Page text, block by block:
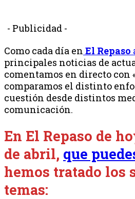
- Publicidad -
Como cada día en El Repaso
principales noticias de
comentamos en directo con
comparamos el distinto
cuestión desde distintos
comunicación.
En El Repaso de
de abril, que
hemos tratado los
temas: